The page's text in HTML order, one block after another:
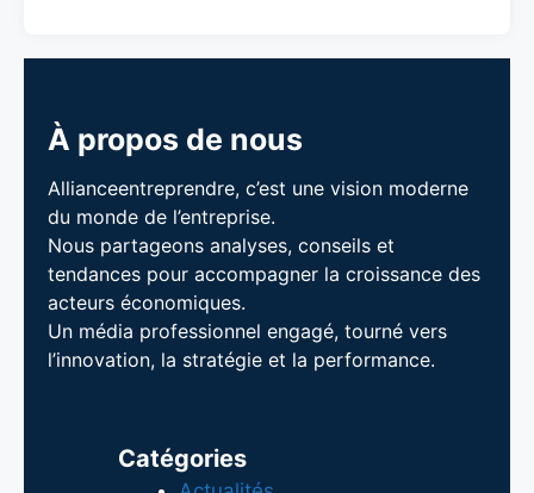
À propos de nous
Allianceentreprendre, c’est une vision moderne
du monde de l’entreprise.
Nous partageons analyses, conseils et
tendances pour accompagner la croissance des
acteurs économiques.
Un média professionnel engagé, tourné vers
l’innovation, la stratégie et la performance.
Catégories